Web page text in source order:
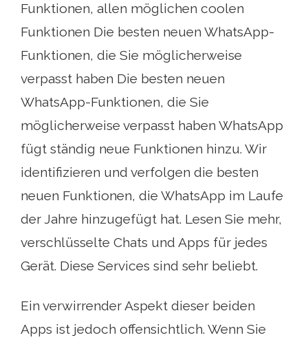
Funktionen, allen möglichen coolen
Funktionen Die besten neuen WhatsApp-
Funktionen, die Sie möglicherweise
verpasst haben Die besten neuen
WhatsApp-Funktionen, die Sie
möglicherweise verpasst haben WhatsApp
fügt ständig neue Funktionen hinzu. Wir
identifizieren und verfolgen die besten
neuen Funktionen, die WhatsApp im Laufe
der Jahre hinzugefügt hat. Lesen Sie mehr,
verschlüsselte Chats und Apps für jedes
Gerät. Diese Services sind sehr beliebt.
Ein verwirrender Aspekt dieser beiden
Apps ist jedoch offensichtlich. Wenn Sie